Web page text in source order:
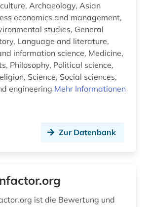
Archaeology, Asian
economics and management,
studies, General
Language and literature,
information science, Medicine,
Philosophy, Political science,
Science, Social sciences,
engineering Mehr Informationen
Zur Datenbank
ist die Bewertung und